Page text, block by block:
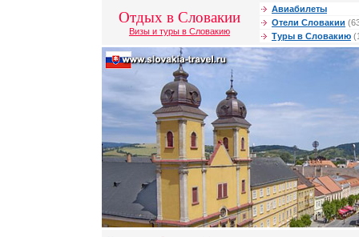
Отдых в Словакии
Визы и туры в Словакию
Авиабилеты
Отели Словакии
Туры в Словакию